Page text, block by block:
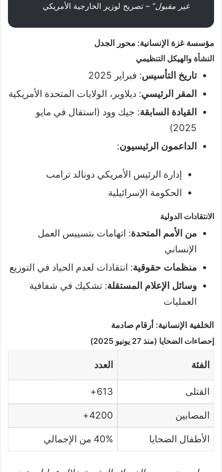
غير مقبول” – تصريح لوزير الخارجية الأمريكي
مؤسسة غزة الإنسانية: محور الجدل
النشأة والهيكل التنظيمي
تاريخ التأسيس: فبراير 2025
المقر الرئيسي: ديلاوير، الولايات المتحدة الأمريكية
القيادة السابقة: جيك وود (استقال في مايو
2025)
الداعمون الرئيسيون:
إدارة الرئيس الأمريكي دونالد ترامب
الحكومة الإسرائيلية
الانتقادات الدولية
من الأمم المتحدة: اتهامات بتسييس العمل
الإنساني
منظمات حقوقية: انتقادات لعدم الحياد في التوزيع
وسائل الإعلام المستقلة: تشكيك في شفافية
العمليات
الخلفية الإنسانية: أرقام صادمة
إحصاءات الضحايا (منذ 27 يونيو 2025)
الفئة العدد
القتلى 613+
المصابين 4200+
الأطفال الضحايا 40% من الإجمالي